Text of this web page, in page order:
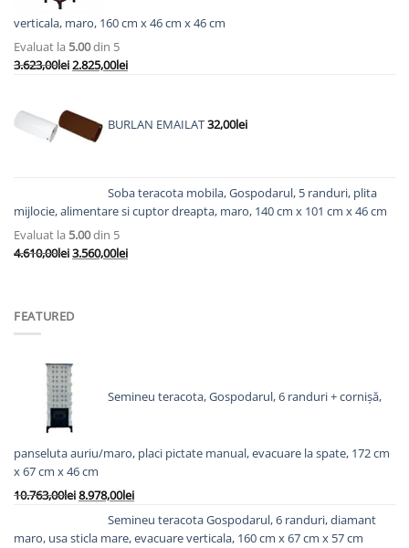
verticala, maro, 160 cm x 46 cm x 46 cm
Evaluat la 5.00din 5
3.623,00leiPrețul
fost:
3.623,00lei.
2.825,00leiPrețul
2.825,00lei.
BURLAN EMAILAT32,00lei
Soba teracota mobila, Gospodarul, 5 randuri, plita
mijlocie, alimentare si cuptor dreapta, maro, 140 cm x 101 cm x 46 cm
Evaluat la 5.00din 5
4.610,00leiPrețul
4.610,00lei.
3.560,00leiPrețul
FEATURED
Semineu teracota, Gospodarul, 6 randuri + cornișă,
panseluta auriu/maro, placi pictate manual, evacuare la spate, 172 cm
x 67 cm x 46 cm
10.763,00leiPrețul
a
8.978,00leiPrețul
curent
Semineu teracota Gospodarul, 6 randuri, diamant
maro, usa sticla mare, evacuare verticala, 160 cm x 67 cm x 57 cm